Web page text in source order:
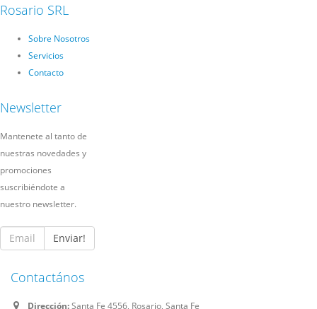
Rosario SRL
Sobre Nosotros
Servicios
Contacto
Newsletter
Mantenete al tanto de
nuestras novedades y
promociones
suscribiéndote a
nuestro newsletter.
Enviar!
Contactános
Dirección:Santa Fe 4556, Rosario, Santa Fe